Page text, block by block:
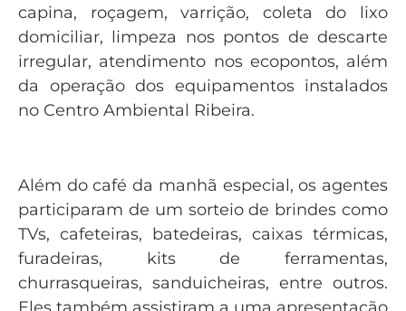
capina, roçagem, varrição, coleta do lixo
domiciliar, limpeza nos pontos de descarte
irregular, atendimento nos ecopontos, além
da operação dos equipamentos instalados
no Centro Ambiental Ribeira.
Além do café da manhã especial, os agentes
participaram de um sorteio de brindes como
TVs, cafeteiras, batedeiras, caixas térmicas,
furadeiras, kits de ferramentas,
churrasqueiras, sanduicheiras, entre outros.